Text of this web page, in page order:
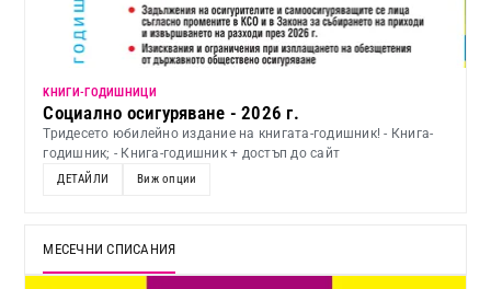
KНИГИ-ГОДИШНИЦИ
Социално осигуряване - 2026 г.
Тридесето юбилейно издание на книгата-годишник! - Книга-
годишник; - Книга-годишник + достъп до сайт
ДЕТАЙЛИ Виж опции
МЕСЕЧНИ СПИСАНИЯ